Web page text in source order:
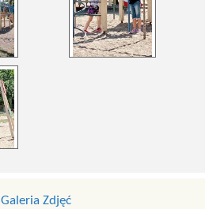
Galeria Zdjęć